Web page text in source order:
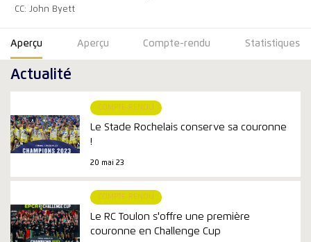
CC: John Byett
Aperçu Aperçu Compte-rendu Statistiques
Actualité
COMPTE-RENDU
Le Stade Rochelais conserve sa couronne
!
20 mai 23
COMPTE-RENDU
Le RC Toulon s'offre une première
couronne en Challenge Cup